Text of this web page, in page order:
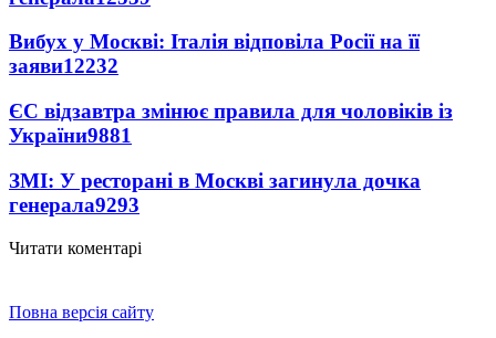
Вибух у Москві: Італія відповіла Росії на її
заяви12232
ЄС відзавтра змінює правила для чоловіків із
України9881
ЗМІ: У ресторані в Москві загинула дочка
генерала9293
Читати коментарі
Повна версія сайту